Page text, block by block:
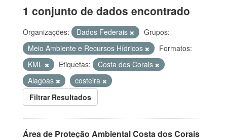
1 conjunto de dados encontrado
Organizações: Dados Federais
Grupos:
Meio Ambiente e Recursos Hídricos
Formatos:
KML
Etiquetas:
Costa dos Corais
Alagoas
costeira
Filtrar Resultados
Área de Proteção Ambiental Costa dos Corais